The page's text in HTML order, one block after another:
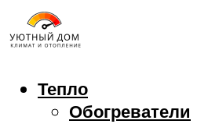
Тепло
Обогреватели